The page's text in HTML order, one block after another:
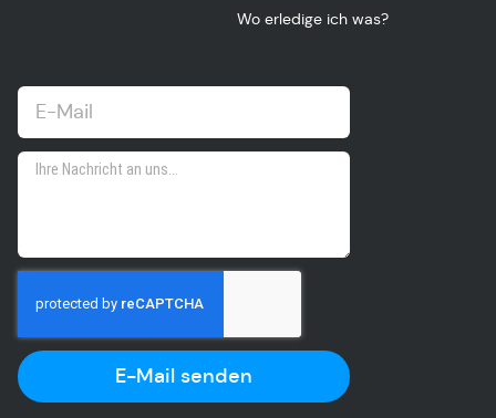
Wo erledige ich was?
E-Mail senden